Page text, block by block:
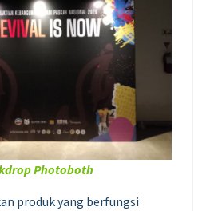
Photoboth
produk yang berfungsi